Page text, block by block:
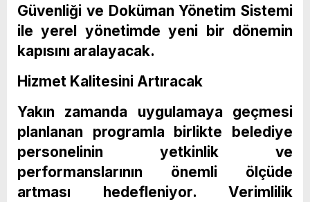
Güvenliği ve Doküman Yönetim Sistemi
ile yerel yönetimde yeni bir dönemin
kapısını aralayacak.
Hizmet Kalitesini Artıracak
Yakın zamanda uygulamaya geçmesi
planlanan programla birlikte belediye
personelinin yetkinlik ve
performanslarının önemli ölçüde
artması hedefleniyor. Verimlilik